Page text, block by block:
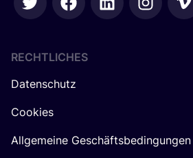
RECHTLICHES
Datenschutz
Cookies
Allgemeine Geschäftsbedingungen